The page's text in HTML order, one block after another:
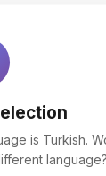
gören
is Turkish.
language?